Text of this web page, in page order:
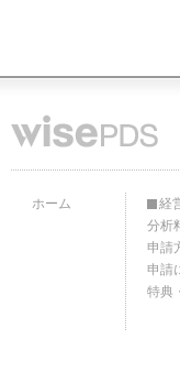
ホーム
経
分析
申請
申請
特典